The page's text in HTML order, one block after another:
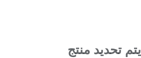
تحديد منتج